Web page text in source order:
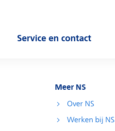
Service en contact
Meer NS
Over NS
Werken bij NS